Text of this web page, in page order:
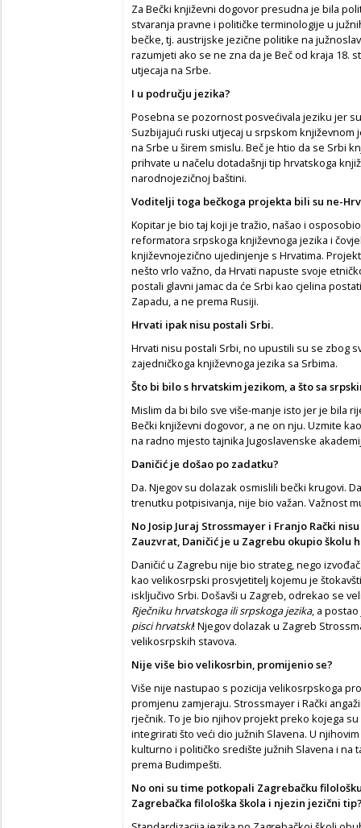
Za Bečki književni dogovor presudna je bila
stvaranja pravne i političke terminologije u
bečke, tj. austrijske jezične politike na
razumjeti ako se ne zna da je Beč od kraja 18.
utjecaja na Srbe.
I u području jezika?
Posebna se pozornost posvećivala jeziku jer
Suzbijajući ruski utjecaj u srpskom
na Srbe u širem smislu. Beč je htio da se Srbi
prihvate u načelu dotadašnji tip hrvatskoga
narodnojezičnoj baštini.
Voditelji toga bečkoga projekta bili su ne-
Kopitar je bio taj koji je tražio, našao i
reformatora srpskoga književnoga jezika i
književnojezično ujedinjenje s Hrvatima.
nešto vrlo važno, da Hrvati napuste svoje
postali glavni jamac da će Srbi kao cjelina
Zapadu, a ne prema Rusiji.
Hrvati ipak nisu postali Srbi.
Hrvati nisu postali Srbi, no upustili su se zbog
zajedničkoga književnoga jezika sa Srbima.
Što bi bilo s hrvatskim jezikom, a što sa
Mislim da bi bilo sve više-manje isto jer je bila
Bečki književni dogovor, a ne on nju. Uzmite
na radno mjesto tajnika Jugoslavenske
Daničić je došao po zadatku?
Da. Njegov su dolazak osmislili bečki krugovi.
trenutku potpisivanja, nije bio važan. Važnost
No Josip Juraj Strossmayer i Franjo Rački
Zauzvrat, Daničić je u Zagrebu okupio školu
Daničić u Zagrebu nije bio strateg, nego
kao velikosrpski prosvjetitelj kojemu je
isključivo Srbi. Došavši u Zagreb, odrekao se
Rječniku hrvatskoga ili srpskoga jezika, a
pisci hrvatski! Njegov dolazak u Zagreb
velikosrpskih stavova.
Nije više bio velikosrbin, promijenio se?
Više nije nastupao s pozicija velikosrpskoga
promjenu zamjeraju. Strossmayer i Rački
rječnik. To je bio njihov projekt preko kojega
integrirati što veći dio južnih Slavena. U
kulturno i političko središte južnih Slavena i na
prema Budimpešti.
No oni su time potkopali Zagrebačku
Zagrebačka filološka škola i njezin jezični